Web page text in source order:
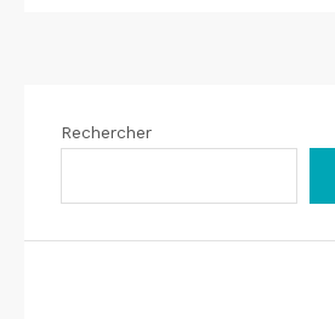
Rechercher